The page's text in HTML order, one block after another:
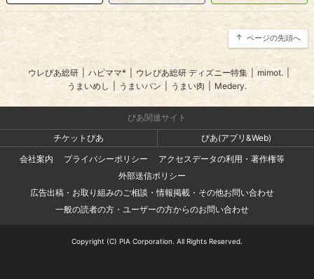
ページの先頭へ
ウレぴあ総研 | ハピママ* ウレぴあ総研 ディズニー特集 | mimot. |
うまいめし
うまいパン | うまい肉 Medery.
ぴあ関連サイト
チケットぴあ
ぴあ(アプリ&Web)
会社案内
プライバシーポリシー
アクセスデータの利用・著作権等
外部送信ポリシー
広告出稿・お取り組みのご相談・情報掲載・その他お問い合わせ
一般の読者の方・ユーザーの方からのお問い合わせ
Copyright (C) PIA Corporation. All Rights Reserved.